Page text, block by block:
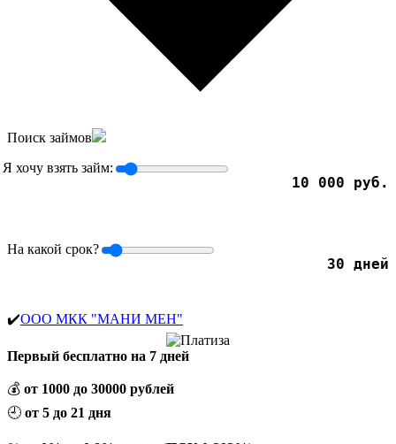
Поиск займов
Я хочу взять займ:
10 000 руб.
На какой срок?
30 дней
✔️ООО МКК "МАНИ МЕН"
Первый бесплатно на 7 дней
💰 от 1000 до 30000 рублей
🕘 от 5 до 21 дня